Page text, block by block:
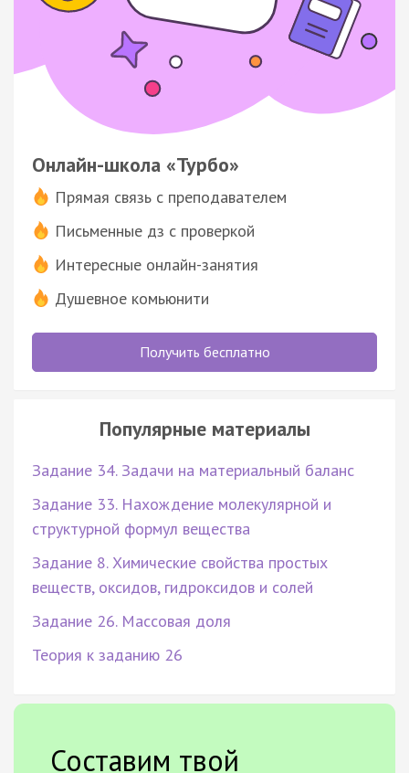
Онлайн-школа «Турбо»
Прямая связь с преподавателем
Письменные дз с проверкой
Интересные онлайн-занятия
Душевное комьюнити
Получить бесплатно
Популярные материалы
Задание 34. Задачи на материальный баланс
Задание 33. Нахождение молекулярной и
структурной формул вещества
Задание 8. Химические свойства простых
веществ, оксидов, гидроксидов и солей
Задание 26. Массовая доля
Теория к заданию 26
Составим твой